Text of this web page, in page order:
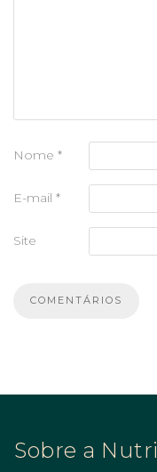
Nome *
E-mail *
Site
Sobre a Nutri